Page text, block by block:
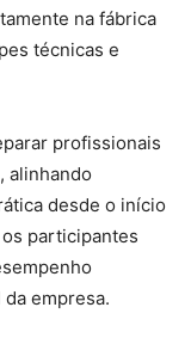
na fábrica
técnicas e
profissionais
alinhando
desde o início
participantes
empresa.